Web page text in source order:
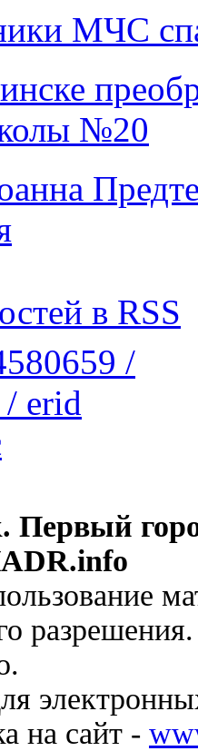
МЧС
№20
в RSS
Первый
на сайт -